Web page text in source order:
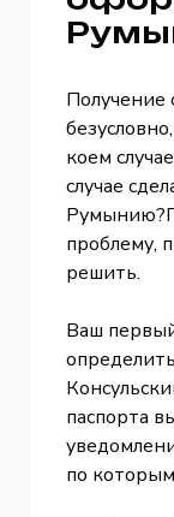
Получение
коем
случае
проблему,
решить.
Ваш
паспорта
по